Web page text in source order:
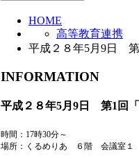
HOME
高等教育連携
平成２８年5月9日 第
INFORMATION
平成２８年5月9日 第1回「
時間：17時30分～
場所：くるめりあ ６階 会議室１